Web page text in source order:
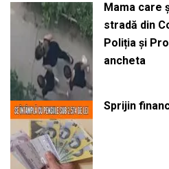
Mama care
stradă din
Poliția și
ancheta
Sprijin